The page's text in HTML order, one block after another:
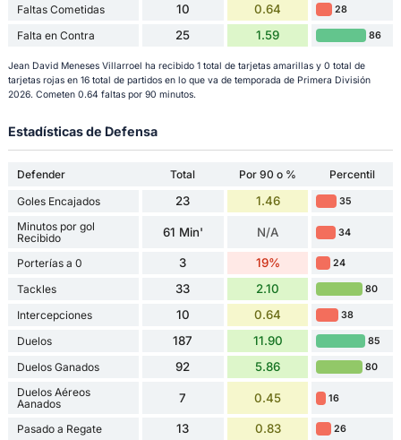
Faltas Cometidas 10 0.64 28
Falta en Contra 25 1.59 86
Jean David Meneses Villarroel ha recibido 1 total de tarjetas amarillas y 0 total de
tarjetas rojas en 16 total de partidos en lo que va de temporada de Primera División
2026. Cometen 0.64 faltas por 90 minutos.
Estadísticas de Defensa
Defender Total Por 90 o %
Percentil
Goles Encajados
23 1.46 35
Minutos por gol
Recibido
61 Min' N/A 34
Porterías a 0 3 19% 24
Tackles 33 2.10 80
Intercepciones 10 0.64 38
Duelos 187 11.90 85
Duelos Ganados 92 5.86 80
Duelos Aéreos
Aanados
7 0.45 16
Pasado a Regate 13 0.83 26